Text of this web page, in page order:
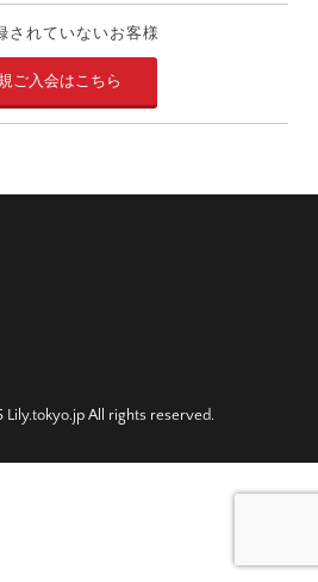
されていないお客様
ご入会はこちら
Lily.tokyo.jp All rights reserved.